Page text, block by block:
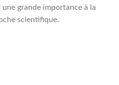
grande importance à la
scientifique.